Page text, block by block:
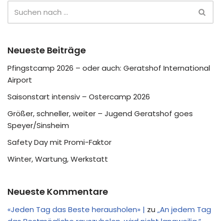
Neueste Beiträge
Pfingstcamp 2026 – oder auch: Geratshof International
Airport
Saisonstart intensiv – Ostercamp 2026
Größer, schneller, weiter – Jugend Geratshof goes
Speyer/Sinsheim
Safety Day mit Promi-Faktor
Winter, Wartung, Werkstatt
Neueste Kommentare
«Jeden Tag das Beste herausholen» | zu „An jedem Tag